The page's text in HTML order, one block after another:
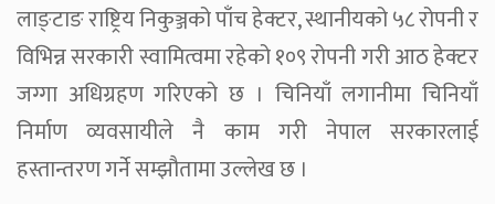
लाङ्टाङ राष्ट्रिय निकुञ्जको पाँच हेक्टर, स्थानीयको ५८ रोपनी र
विभिन्न सरकारी स्वामित्वमा रहेको १०९ रोपनी गरी आठ हेक्टर
जग्गा अधिग्रहण गरिएको छ । चिनियाँ लगानीमा चिनियाँ
निर्माण व्यवसायीले नै काम गरी नेपाल सरकारलाई
हस्तान्तरण गर्ने सम्झौतामा उल्लेख छ ।